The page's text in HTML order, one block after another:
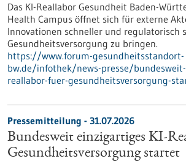
Das KI-Reallabor Gesundheit Baden-
Health Campus öffnet sich für externe
Innovationen schneller und regulatorisch
Gesundheitsversorgung zu bringen.
https://www.forum-gesundheitsstandort-
bw.de/infothek/news-presse/
reallabor-fuer-gesundheitsversorgung-
Pressemitteilung - 31.07.2026
Bundesweit einzigartiges KI-
Gesundheits­versorgung startet